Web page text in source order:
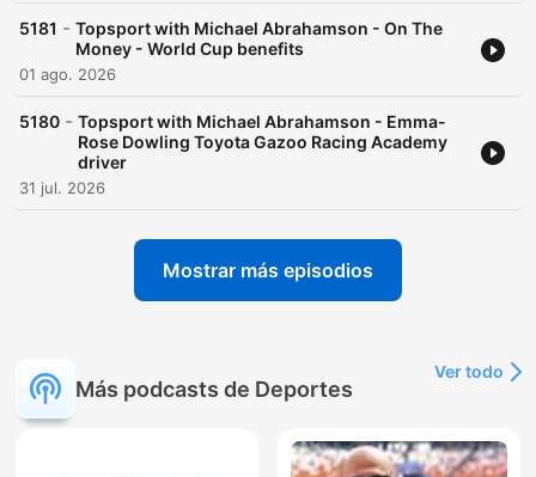
5181 - Topsport with Michael Abrahamson - On The
Money - World Cup benefits
01 ago. 2026
5180 - Topsport with Michael Abrahamson - Emma-
Rose Dowling Toyota Gazoo Racing Academy
driver
31 jul. 2026
Mostrar más episodios
Más podcasts de Deportes
Ver todo